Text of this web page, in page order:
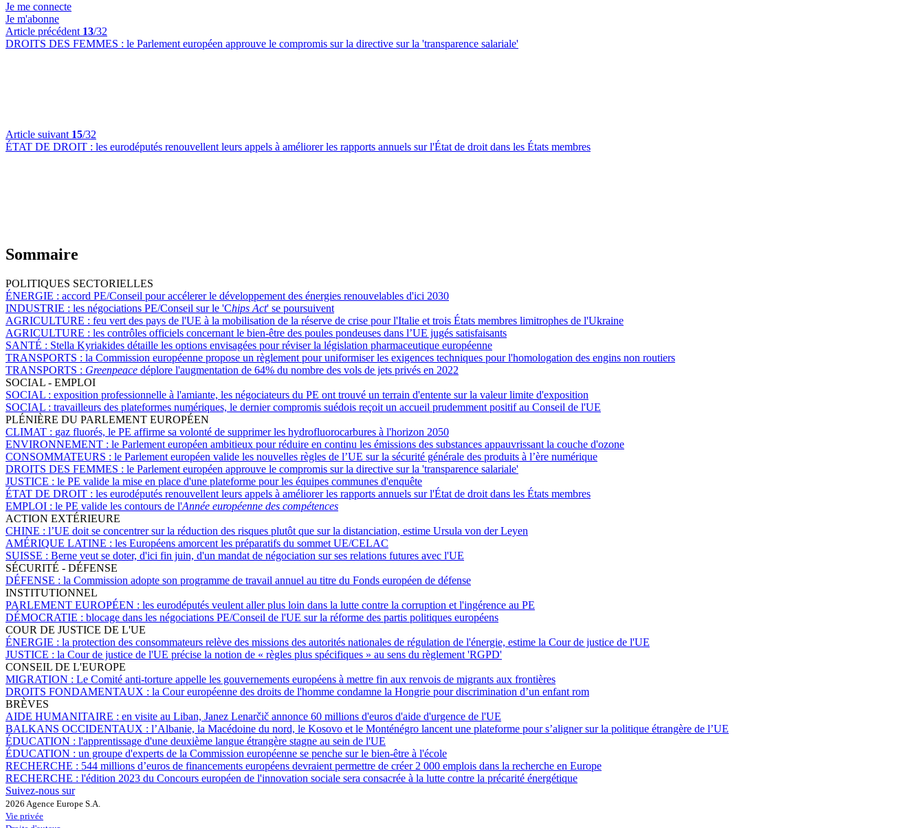
Je me connecte
Je m'abonne
Article précédent 13/32
DROITS DES FEMMES : le Parlement européen approuve le compromis sur la directive sur la 'transparence salariale'
Article suivant 15/32
ÉTAT DE DROIT : les eurodéputés renouvellent leurs appels à améliorer les rapports annuels sur l'État de droit dans les États membres
Sommaire
POLITIQUES SECTORIELLES
ÉNERGIE : accord PE/Conseil pour accélerer le développement des énergies renouvelables d'ici 2030
INDUSTRIE : les négociations PE/Conseil sur le 'Chips Act' se poursuivent
AGRICULTURE : feu vert des pays de l'UE à la mobilisation de la réserve de crise pour l'Italie et trois États membres limitrophes de l'Ukraine
AGRICULTURE : les contrôles officiels concernant le bien-être des poules pondeuses dans l’UE jugés satisfaisants
SANTÉ : Stella Kyriakides détaille les options envisagées pour réviser la législation pharmaceutique européenne
TRANSPORTS : la Commission européenne propose un règlement pour uniformiser les exigences techniques pour l'homologation des engins non routiers
TRANSPORTS : Greenpeace déplore l'augmentation de 64% du nombre des vols de jets privés en 2022
SOCIAL - EMPLOI
SOCIAL : exposition professionnelle à l'amiante, les négociateurs du PE ont trouvé un terrain d'entente sur la valeur limite d'exposition
SOCIAL : travailleurs des plateformes numériques, le dernier compromis suédois reçoit un accueil prudemment positif au Conseil de l'UE
PLÉNIÈRE DU PARLEMENT EUROPÉEN
CLIMAT : gaz fluorés, le PE affirme sa volonté de supprimer les hydrofluorocarbures à l'horizon 2050
ENVIRONNEMENT : le Parlement européen ambitieux pour réduire en continu les émissions des substances appauvrissant la couche d'ozone
CONSOMMATEURS : le Parlement européen valide les nouvelles règles de l’UE sur la sécurité générale des produits à l’ère numérique
DROITS DES FEMMES : le Parlement européen approuve le compromis sur la directive sur la 'transparence salariale'
JUSTICE : le PE valide la mise en place d'une plateforme pour les équipes communes d'enquête
ÉTAT DE DROIT : les eurodéputés renouvellent leurs appels à améliorer les rapports annuels sur l'État de droit dans les États membres
EMPLOI : le PE valide les contours de l'Année européenne des compétences
ACTION EXTÉRIEURE
CHINE : l’UE doit se concentrer sur la réduction des risques plutôt que sur la distanciation, estime Ursula von der Leyen
AMÉRIQUE LATINE : les Européens amorcent les préparatifs du sommet UE/CELAC
SUISSE : Berne veut se doter, d'ici fin juin, d'un mandat de négociation sur ses relations futures avec l'UE
SÉCURITÉ - DÉFENSE
DÉFENSE : la Commission adopte son programme de travail annuel au titre du Fonds européen de défense
INSTITUTIONNEL
PARLEMENT EUROPÉEN : les eurodéputés veulent aller plus loin dans la lutte contre la corruption et l'ingérence au PE
DÉMOCRATIE : blocage dans les négociations PE/Conseil de l'UE sur la réforme des partis politiques européens
COUR DE JUSTICE DE L'UE
ÉNERGIE : la protection des consommateurs relève des missions des autorités nationales de régulation de l'énergie, estime la Cour de justice de l'UE
JUSTICE : la Cour de justice de l'UE précise la notion de « règles plus spécifiques » au sens du règlement 'RGPD'
CONSEIL DE L'EUROPE
MIGRATION : Le Comité anti-torture appelle les gouvernements européens à mettre fin aux renvois de migrants aux frontières
DROITS FONDAMENTAUX : la Cour européenne des droits de l'homme condamne la Hongrie pour discrimination d’un enfant rom
BRÈVES
AIDE HUMANITAIRE : en visite au Liban, Janez Lenarčič annonce 60 millions d'euros d'aide d'urgence de l'UE
BALKANS OCCIDENTAUX : l’Albanie, la Macédoine du nord, le Kosovo et le Monténégro lancent une plateforme pour s’aligner sur la politique étrangère de l’UE
ÉDUCATION : l'apprentissage d'une deuxième langue étrangère stagne au sein de l'UE
ÉDUCATION : un groupe d'experts de la Commission européenne se penche sur le bien-être à l'école
RECHERCHE : 544 millions d’euros de financements européens devraient permettre de créer 2 000 emplois dans la recherche en Europe
RECHERCHE : l'édition 2023 du Concours européen de l'innovation sociale sera consacrée à la lutte contre la précarité énergétique
Suivez-nous sur
2026 Agence Europe S.A.
Vie privée